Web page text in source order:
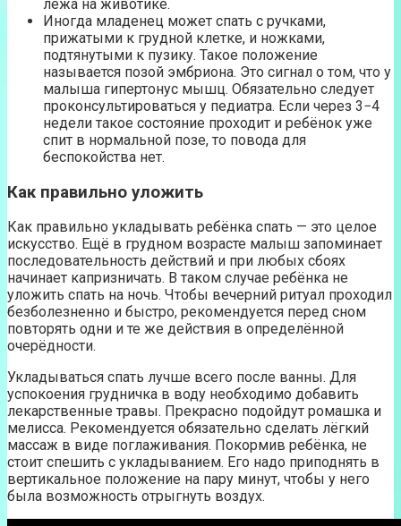
лёжа на животике.
Иногда младенец может спать с ручками,
прижатыми к грудной клетке, и ножками,
подтянутыми к пузику. Такое положение
называется позой эмбриона. Это сигнал о том, что у
малыша гипертонус мышц. Обязательно следует
проконсультироваться у педиатра. Если через 3−4
недели такое состояние проходит и ребёнок уже
спит в нормальной позе, то повода для
беспокойства нет.
Как правильно уложить
Как правильно укладывать ребёнка спать — это целое
искусство. Ещё в грудном возрасте малыш запоминает
последовательность действий и при любых сбоях
начинает капризничать. В таком случае ребёнка не
уложить спать на ночь. Чтобы вечерний ритуал проходил
безболезненно и быстро, рекомендуется перед сном
повторять одни и те же действия в определённой
очерёдности.
Укладываться спать лучше всего после ванны. Для
успокоения грудничка в воду необходимо добавить
лекарственные травы. Прекрасно подойдут ромашка и
мелисса. Рекомендуется обязательно сделать лёгкий
массаж в виде поглаживания. Покормив ребёнка, не
стоит спешить с укладыванием. Его надо приподнять в
вертикальное положение на пару минут, чтобы у него
была возможность отрыгнуть воздух.